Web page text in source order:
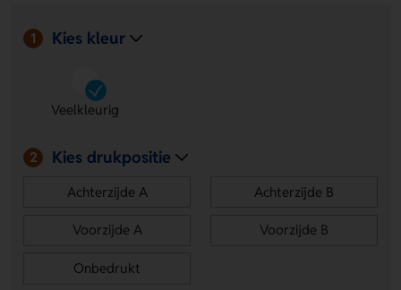
Opvallend regenboogdesign
Ruimte voor jouw ontwerp
naam of eigen ontwerp aanbrengen op Front a, Front b,
Back a of Back b.
polyesterdoek en makkelijk mee te nemen in je tas of
1 Kies kleur
Veelkleurig
2 Kies drukpositie
Achterzijde A Achterzijde B
Voorzijde A Voorzijde B
Onbedrukt